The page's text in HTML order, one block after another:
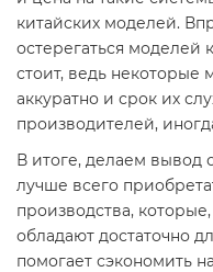
китайских моделей.
остерегаться моделей
стоит, ведь некоторые
аккуратно и срок их
производителей,
В итоге, делаем вывод
лучше всего
производства,
обладают достаточно
помогает сэкономить